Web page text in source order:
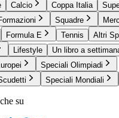
Calcio Coppa Italia
Squadre
Formula E Tennis Altri
Lifestyle
Un libro a
Speciali Olimpiadi
Speciali Mondiali
su